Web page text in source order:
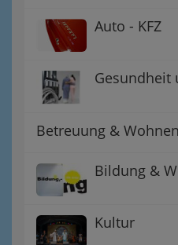
Auto - KFZ
Gesundheit
Betreuung & Wohnen
Bildung &
Kultur